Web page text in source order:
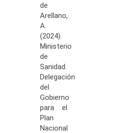
de
Arellano,
A.
(2024).
Ministerio
de
Sanidad.
Delegación
del
Gobierno
para el
Plan
Nacional